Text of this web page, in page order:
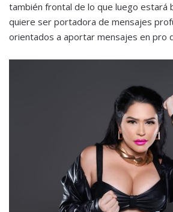
también frontal de lo que luego estará
quiere ser portadora de mensajes
orientados a aportar mensajes en pro